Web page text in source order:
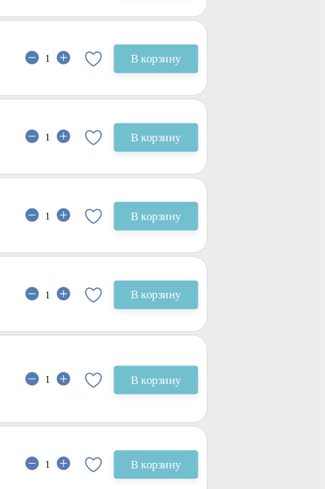
В корзину
В корзину
В корзину
В корзину
В корзину
В корзину